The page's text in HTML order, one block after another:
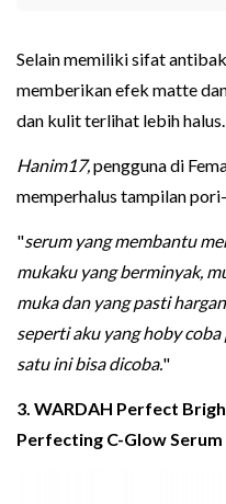
Selain memiliki sifat
memberikan efek matte
dan kulit terlihat lebih halus.
Hanim17,pengguna di
memperhalus tampilan
"serum yang membantu
mukaku yang berminyak,
muka dan yang pasti
seperti aku yang hoby
satu ini bisa dicoba."
3. WARDAH Perfect
Perfecting C-Glow Serum